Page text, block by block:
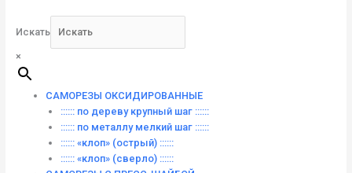
Искать
×
САМОРЕЗЫ ОКСИДИРОВАННЫЕ
:::::: по дереву крупный шаг ::::::
:::::: по металлу мелкий шаг ::::::
:::::: «клоп» (острый) ::::::
:::::: «клоп» (сверло) ::::::